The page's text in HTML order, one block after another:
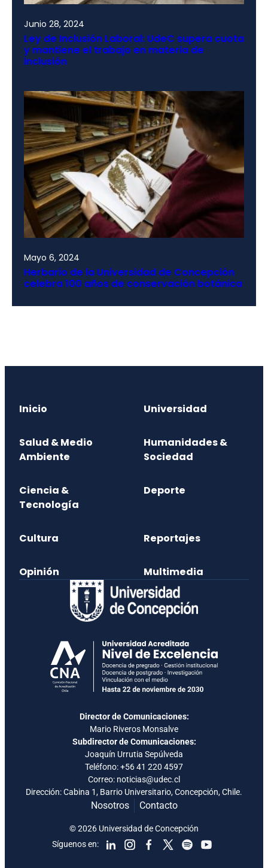
Junio 28, 2024
Ley de Inclusión Laboral: UdeC supera cuota
y mantiene el trabajo en materia de
inclusión
Mayo 6, 2024
Herbario de la Universidad de Concepción
celebra 100 años de conservación botánica
Inicio Universidad
Salud & Medio
Ambiente
Humanidades &
Sociedad
Ciencia &
Tecnología
Deporte
Cultura Reportajes
Opinión Multimedia
Director de Comunicaciones:
Mario Riveros Monsalve
Subdirector de Comunicaciones:
Joaquín Urrutia Sepúlveda
Teléfono:+56 41 220 4597
Correo: noticias@udec.cl
Dirección: Cabina 1, Barrio Universitario, Concepción, Chile.
Nosotros Contacto
Síguenos en:
© 2026 Universidad de Concepción